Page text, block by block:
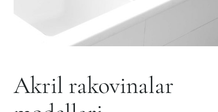
Akril rakovinalar